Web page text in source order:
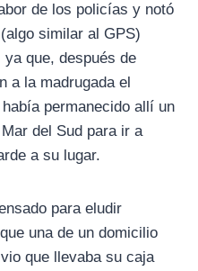
de los policías y notó
similar al GPS)
que, después de
a la madrugada el
permanecido allí un
del Sud para ir a
a su lugar.
para eludir
una de un domicilio
que llevaba su caja